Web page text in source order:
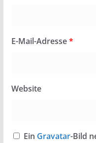
E-Mail-Adresse*
Website
Ein Gravatar-Bild